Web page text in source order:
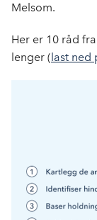
Melsom.
Her er 10 råd
lenger ( last ned